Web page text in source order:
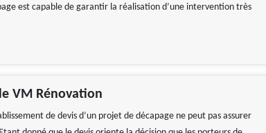
est capable de garantir la réalisation d’une intervention très
VM Rénovation
de devis d’un projet de décapage ne peut pas assurer